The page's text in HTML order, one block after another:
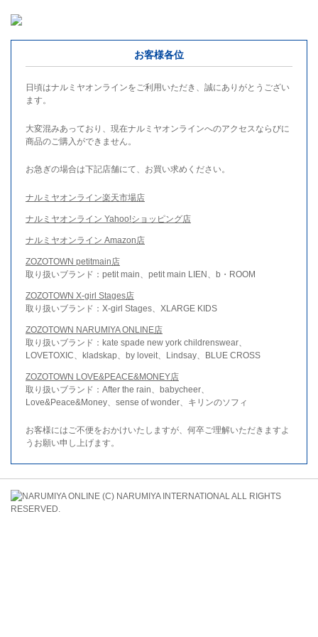
お客様各位
日頃はナルミヤオンラインをご利用いただき、誠にありがとうござい
ます。
大変混みあっており、現在ナルミヤオンラインへのアクセスならびに
商品のご購入ができません。
お急ぎの場合は下記店舗にて、お買い求めください。
ナルミヤオンライン楽天市場店
ナルミヤオンライン Yahoo!ショッピング店
ナルミヤオンライン Amazon店
ZOZOTOWN petitmain店
取り扱いブランド：petit main、petit main LIEN、b・ROOM
ZOZOTOWN X-girl Stages店
取り扱いブランド：X-girl Stages、XLARGE KIDS
ZOZOTOWN NARUMIYA ONLINE店
取り扱いブランド：kate spade new york childrenswear、
LOVETOXIC、kladskap、by loveit、Lindsay、BLUE CROSS
ZOZOTOWN LOVE&PEACE&MONEY店
取り扱いブランド：After the rain、babycheer、
Love&Peace&Money、sense of wonder、キリンのソフィ
お客様にはご不便をおかけいたしますが、何卒ご理解いただきますよ
うお願い申し上げます。